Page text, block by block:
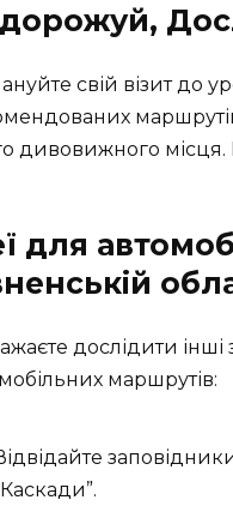
свій візит до
дивовижного місця.
для
дослідити інші
маршрутів: